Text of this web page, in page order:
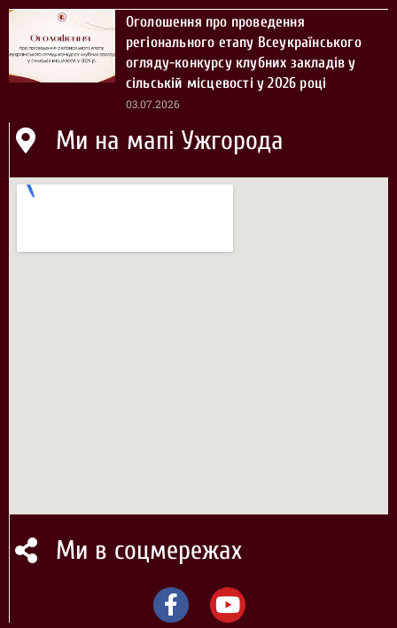
Оголошення про проведення
регіонального етапу Всеукраїнського
огляду-конкурсу клубних закладів у
сільській місцевості у 2026 році
03.07.2026
Ми на мапі Ужгорода
Ми в соцмережах